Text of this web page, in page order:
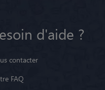
d'aide ?
contacter
FAQ